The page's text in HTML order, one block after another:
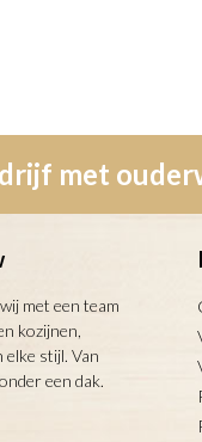
met
met een team
kozijnen,
elke stijl. Van
een dak.